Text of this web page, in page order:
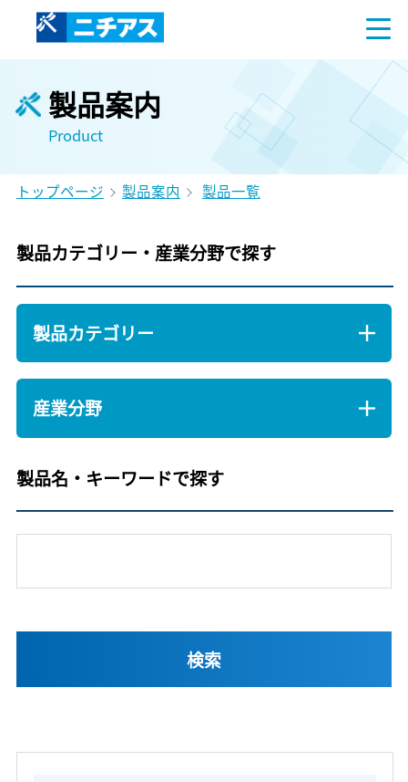
製品案内
Product
トップページ 製品案内 製品一覧
製品カテゴリー・産業分野で探す
製品カテゴリー
産業分野
製品名・キーワードで探す